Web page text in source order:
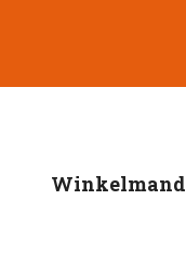
Winkelmand